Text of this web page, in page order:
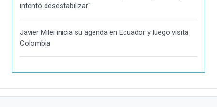
intentó desestabilizar"
Javier Milei inicia su agenda en Ecuador y luego visita
Colombia